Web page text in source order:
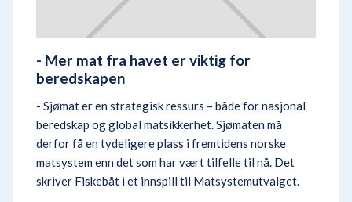
- Mer mat fra havet er viktig for
beredskapen
- Sjømat er en strategisk ressurs – både for nasjonal
beredskap og global matsikkerhet. Sjømaten må
derfor få en tydeligere plass i fremtidens norske
matsystem enn det som har vært tilfelle til nå. Det
skriver Fiskebåt i et innspill til Matsystemutvalget.